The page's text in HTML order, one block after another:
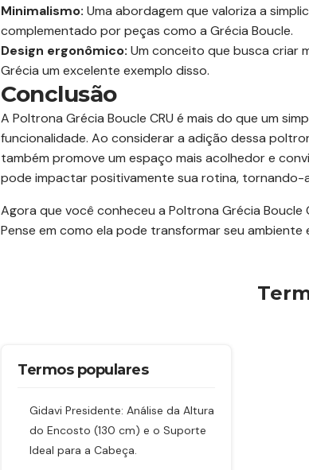
Minimalismo: Uma abordagem que valoriza a
complementado por peças como a Grécia Boucle.
Design ergonômico: Um conceito que busca criar
Grécia um excelente exemplo disso.
Conclusão
A Poltrona Grécia Boucle CRU é mais do que um
funcionalidade. Ao considerar a adição dessa
também promove um espaço mais acolhedor e
pode impactar positivamente sua rotina, tornando-
Agora que você conheceu a Poltrona Grécia
Pense em como ela pode transformar seu
Termos populares
Gidavi Presidente: Análise da Altura
do Encosto (130 cm) e o Suporte
Ideal para a Cabeça.